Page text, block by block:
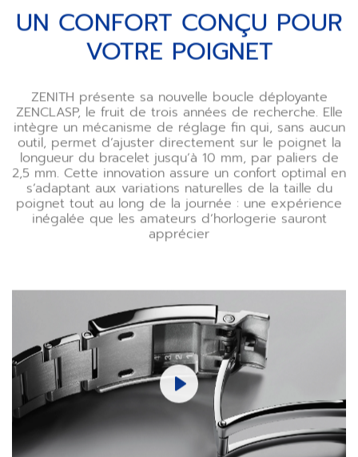
UN CONFORT CONÇU POUR
VOTRE POIGNET
ZENITH présente sa nouvelle boucle déployante
ZENCLASP, le fruit de trois années de recherche. Elle
intègre un mécanisme de réglage fin qui, sans aucun
outil, permet d’ajuster directement sur le poignet la
longueur du bracelet jusqu’à 10 mm, par paliers de
2,5 mm. Cette innovation assure un confort optimal en
s’adaptant aux variations naturelles de la taille du
poignet tout au long de la journée : une expérience
inégalée que les amateurs d’horlogerie sauront
apprécier
Play